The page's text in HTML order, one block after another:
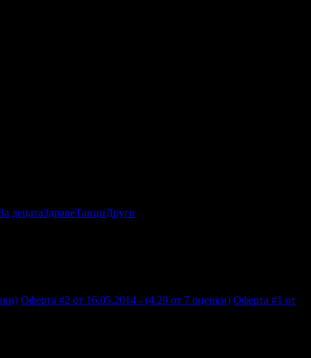
децатаЗдравеТанциДруги
Оферта #2 от 16.05.2014 - (4.29 от 7 оценки) Оферта #1 от